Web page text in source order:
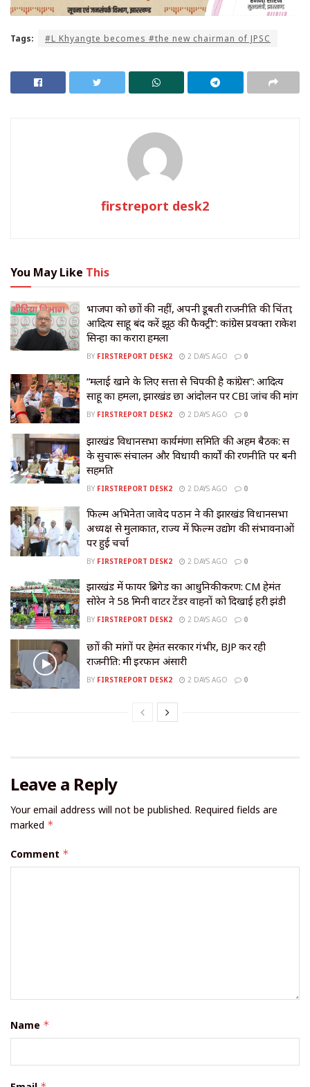
Tags: #L Khyangte becomes #the new chairman of JPSC
firstreport desk2
You May Like This
भाजपा को छात्रों की नहीं, अपनी डूबती राजनीति की चिंता;
आदित्य साहू बंद करें झूठ की फैक्ट्री”: कांग्रेस प्रवक्ता राकेश
सिन्हा का करारा हमला
BY FIRSTREPORT DESK2 2 DAYS AGO 0
“मलाई खाने के लिए सत्ता से चिपकी है कांग्रेस”: आदित्य
साहू का हमला, झारखंड छात्र आंदोलन पर CBI जांच की मांग
BY FIRSTREPORT DESK2 2 DAYS AGO 0
झारखंड विधानसभा कार्यमंत्रणा समिति की अहम बैठक: सत्र
के सुचारू संचालन और विधायी कार्यों की रणनीति पर बनी
सहमति
BY FIRSTREPORT DESK2 2 DAYS AGO 0
फिल्म अभिनेता जावेद पठान ने की झारखंड विधानसभा
अध्यक्ष से मुलाकात, राज्य में फिल्म उद्योग की संभावनाओं
पर हुई चर्चा
BY FIRSTREPORT DESK2 2 DAYS AGO 0
झारखंड में फायर ब्रिगेड का आधुनिकीकरण: CM हेमंत
सोरेन ने 58 मिनी वाटर टेंडर वाहनों को दिखाई हरी झंडी
BY FIRSTREPORT DESK2 2 DAYS AGO 0
छात्रों की मांगों पर हेमंत सरकार गंभीर, BJP कर रही
राजनीति: मंत्री इरफान अंसारी
BY FIRSTREPORT DESK2 2 DAYS AGO 0
Leave a Reply
Your email address will not be published. Required fields are
marked *
Comment *
Name *